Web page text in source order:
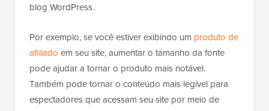
blog WordPress.
Por exemplo, se você estiver exibindo um produto de
afiliado em seu site, aumentar o tamanho da fonte
pode ajudar a tornar o produto mais notável.
Também pode tornar o conteúdo mais legível para
espectadores que acessam seu site por meio de